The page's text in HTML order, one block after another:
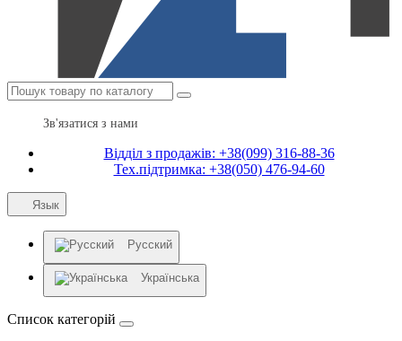
Зв'язатися з нами
Відділ з продажів: +38(099) 316-88-36
Тех.підтримка: +38(050) 476-94-60
Язык
Русский
Українська
Список категорій